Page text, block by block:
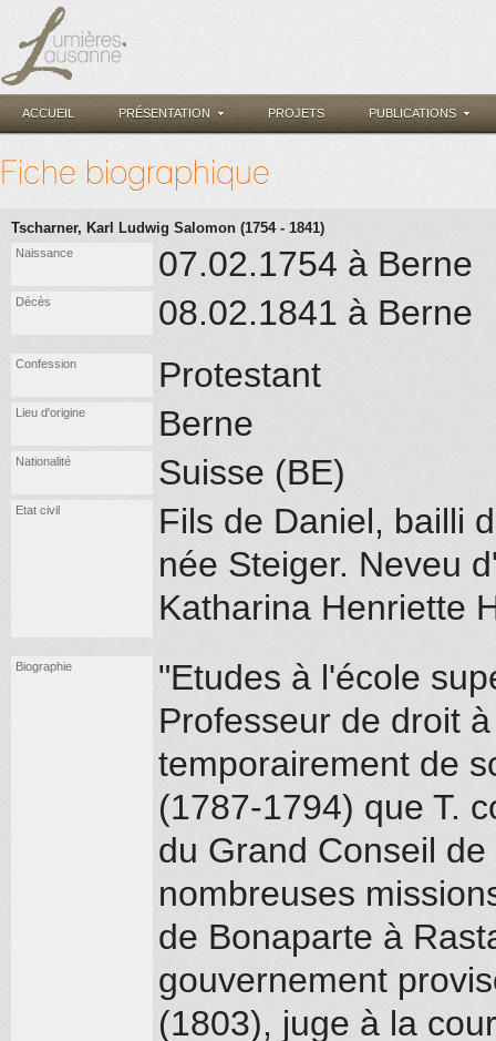
ACCUEIL PRÉSENTATION PROJETS PUBLICATIONS
Fiche biographique
Tscharner, Karl Ludwig Salomon (1754 - 1841)
Naissance 07.02.1754 à Berne
Décès 08.02.1841 à Berne
Confession Protestant
Lieu d'origine Berne
Nationalité Suisse (BE)
Etat civil
Fils de Daniel, bailli
née Steiger. Neveu
Katharina Henriette
Biographie
"Etudes à l'école
Professeur de droit
temporairement de
(1787-1794) que T.
du Grand Conseil
nombreuses
de Bonaparte à
gouvernement
(1803), juge à la